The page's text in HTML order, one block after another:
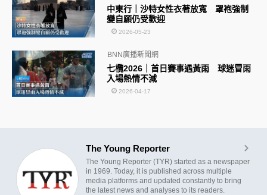
中東行｜沙特女性衣著放寬 罩袍強制
變自願仍受歡迎
2026-05-23
七欖2026｜首日賽事遇黃雨 球迷冒雨
入場熱情不減
BNN廣播新聞網
2026-04-17
The Young Reporter
The Young Reporter (TYR) started as a newspaper
in 1969. Today, it is published across multiple
media platforms and updated constantly to bring
the latest news and analyses to its readers.